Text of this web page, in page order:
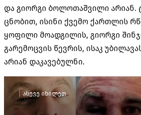
და გიორგი ბოლოთაშვილი არიან.
ცნობით, ისინი ქვემო ქართლის
ყოფილი მოადგილის, გიორგი
გარემოცვის წევრის, ისაკ
არიან დაკავებულნი.
ასევე იხილეთ